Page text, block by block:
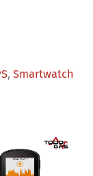
,Smartwatch